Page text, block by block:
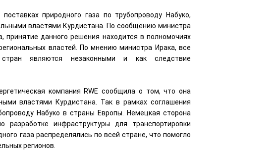
природного газа по трубопроводу Набуко,
властями Курдистана. По сообщению министра
принятие данного решения находится в полномочиях
властей. По мнению министра Ирака, все
являются незаконными и как следствие
компания RWE сообщила о том, что она
властями Курдистана. Так в рамках соглашения
Набуко в страны Европы. Немецкая сторона
инфраструктуры для транспортировки
газа распределялись по всей стране, что помогло
регионов.